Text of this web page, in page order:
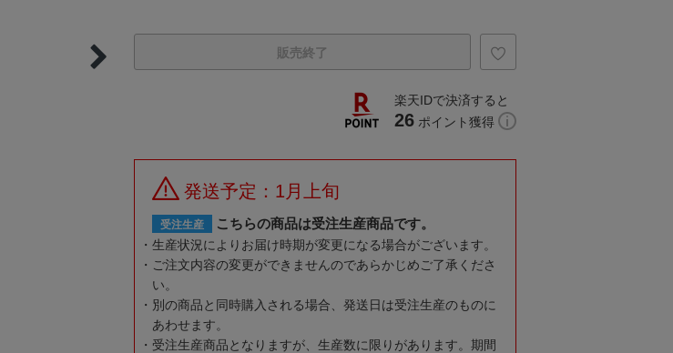
販売終了
楽天IDで決済すると
26 ポイント獲得
発送予定：1月上旬
受注生産 こちらの商品は受注生産商品です。
生産状況によりお届け時期が変更になる場合がございます。
ご注文内容の変更ができませんのであらかじめご了承くださ
い。
別の商品と同時購入される場合、発送日は受注生産のものに
あわせます。
受注生産商品となりますが、生産数に限りがあります。期間